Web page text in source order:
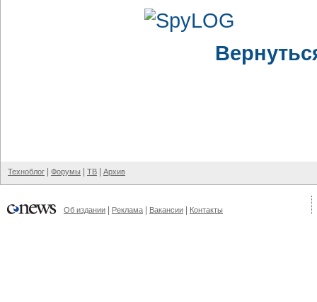
Техноблог Форумы ТВ Архив
Об издании Реклама Вакансии Контакты